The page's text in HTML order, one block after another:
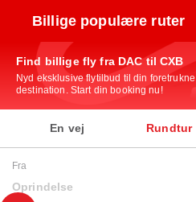
Billige populære ruter
Find billige fly fra DAC til CXB
Nyd eksklusive flytilbud til din foretrukne
destination. Start din booking nu!
En vej Rundtur
Fra
Oprindelse